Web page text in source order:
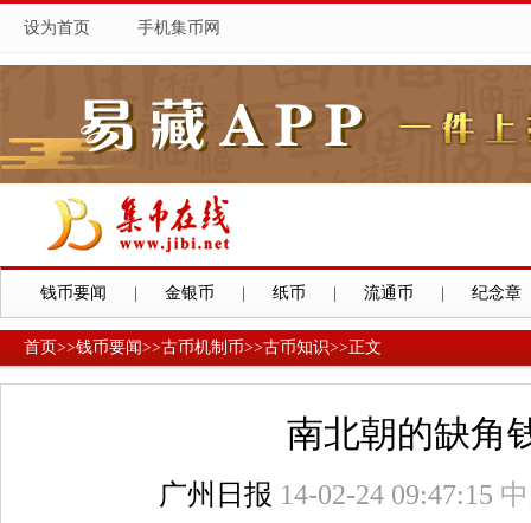
设为首页 手机集币网
钱币要闻 金银币 纸币 流通币 纪念章
首页>>钱币要闻>>古币机制币>>古币知识>>正文
南北朝的缺角
广州日报 14-02-24 09:47:15